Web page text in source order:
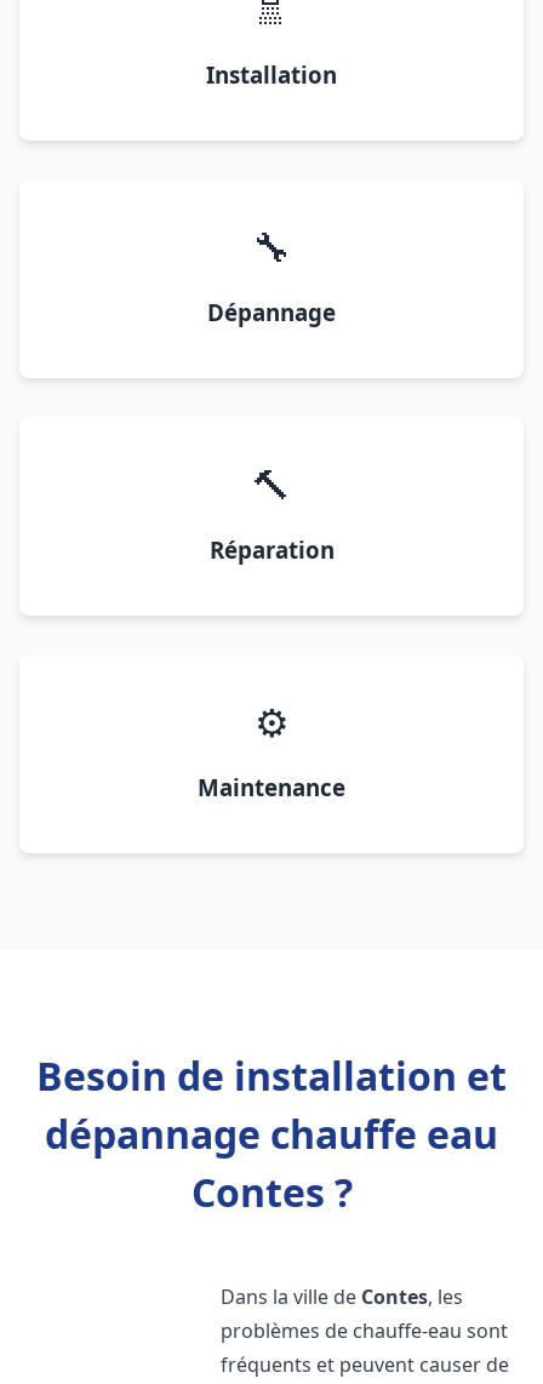
Installation
🔧
Dépannage
🔨
Réparation
⚙️
Maintenance
Besoin de installation et
dépannage chauffe eau
Contes ?
Dans la ville de Contes, les
problèmes de chauffe-eau sont
fréquents et peuvent causer de